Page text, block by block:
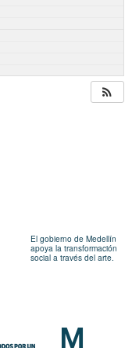
El gobierno de Medellín
apoya la transformación
social a través del arte.